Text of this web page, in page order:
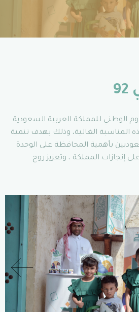
الوطني للمملكة العربية السعودية
بهذه المناسبة الغالية، وذلك بهدف تنمية
بأهمية المحافظة على الوحدة
إنجازات المملكة ، وتعزيز روح